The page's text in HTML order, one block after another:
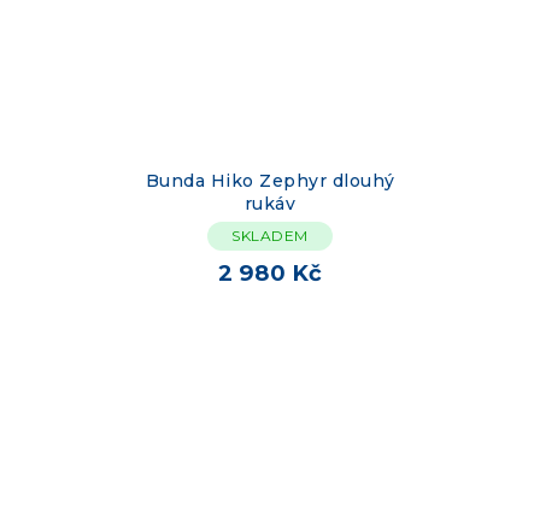
Bunda Hiko Zephyr dlouhý
rukáv
SKLADEM
2 980 Kč